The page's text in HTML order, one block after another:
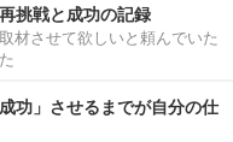
挑戦と成功の記録
材させて欲しいと頼んでいた
功」させるまでが自分の仕